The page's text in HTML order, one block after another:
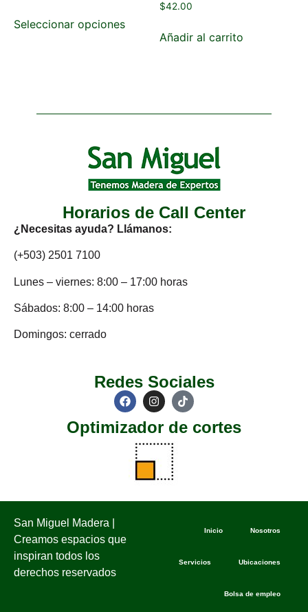
Seleccionar opciones
$42.00
Añadir al carrito
Horarios de Call Center
¿Necesitas ayuda? Llámanos:
(+503) 2501 7100
Lunes – viernes: 8:00 – 17:00 horas
Sábados: 8:00 – 14:00 horas
Domingos: cerrado
Redes Sociales
Optimizador de cortes
San Miguel Madera |
Creamos espacios que
inspiran todos los
derechos reservados
Inicio Nosotros
Servicios Ubicaciones
Bolsa de empleo